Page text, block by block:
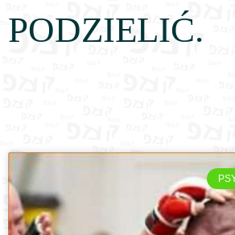
PODZIELIĆ.